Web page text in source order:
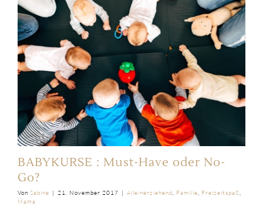
BABYKURSE : Must-Have oder No-
Go?
Von Sabine | 21. November 2017 | Alleinerziehend, Familie, Freizeitspaß,
Mama